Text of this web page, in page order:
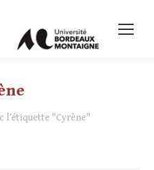
l’étiquette "Cyrène"